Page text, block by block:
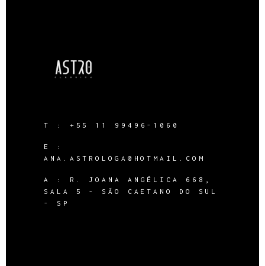
T : +55 11 99496-1060
E :
ANA.ASTROLOGA@HOTMAIL.COM
A :
R. JOANA ANGÉLICA 668,
SALA 5 - SÃO CAETANO DO SUL
- SP